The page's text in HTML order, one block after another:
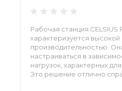
Рабочая станция CELSIUS
характеризуется высокой
производительностью.
настраиваться в
нагрузок, характерных
Это решение отлично